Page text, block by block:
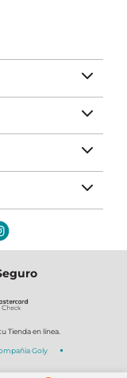
Tienda en línea.
Goly